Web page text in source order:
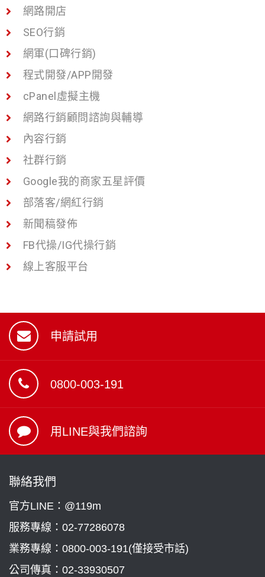
網路開店
SEO行銷
網軍(口碑行銷)
程式開發/APP開發
cPanel虛擬主機
網路行銷顧問諮詢與輔導
內容行銷
社群行銷
Google我的商家五星評價
部落客/網紅行銷
新聞稿發佈
FB代操/IG代操行銷
線上客服平台
申請試用
0800-003-191
用LINE與我們諮詢
聯絡我們
官方LINE：@119m
服務專線： 02-77286078
業務專線： 0800-003-191(僅接受市話)
公司傳真：02-33930507